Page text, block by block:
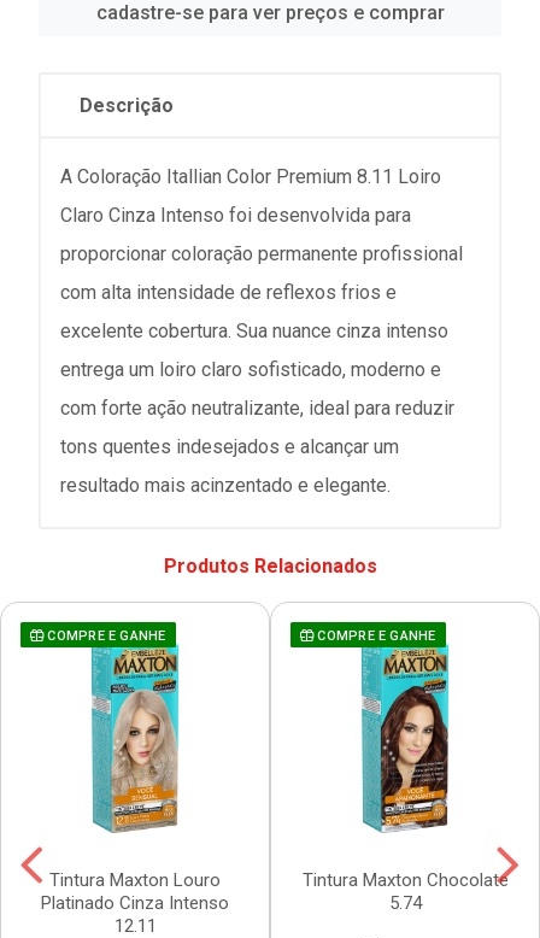
cadastre-se para ver preços e comprar
Descrição
A Coloração Itallian Color Premium 8.11 Loiro
Claro Cinza Intenso foi desenvolvida para
proporcionar coloração permanente profissional
com alta intensidade de reflexos frios e
excelente cobertura. Sua nuance cinza intenso
entrega um loiro claro sofisticado, moderno e
com forte ação neutralizante, ideal para reduzir
tons quentes indesejados e alcançar um
resultado mais acinzentado e elegante.
Produtos Relacionados
COMPRE E GANHE
Tintura Maxton Louro
Platinado Cinza Intenso
12.11
COMPRE E GANHE
Tintura Maxton Chocolate
5.74